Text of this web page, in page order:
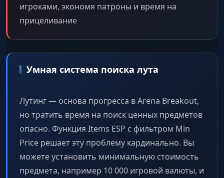
игроками, экономя патроны и время на
прицеливание
Умная система поиска лута
Лутинг — основа прогресса в Arena Breakout,
но тратить время на поиск ценных предметов
опасно. Функция Items ESP с фильтром Min
Price решает эту проблему кардинально. Вы
можете установить минимальную стоимость
предмета, например 10 000 игровой валюты, и